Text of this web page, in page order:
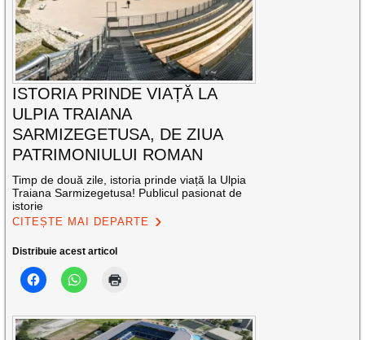
ISTORIA PRINDE VIAȚĂ LA
ULPIA TRAIANA
SARMIZEGETUSA, DE ZIUA
PATRIMONIULUI ROMAN
Timp de două zile, istoria prinde viață la Ulpia
Traiana Sarmizegetusa! Publicul pasionat de
istorie
CITEȘTE MAI DEPARTE
Distribuie acest articol